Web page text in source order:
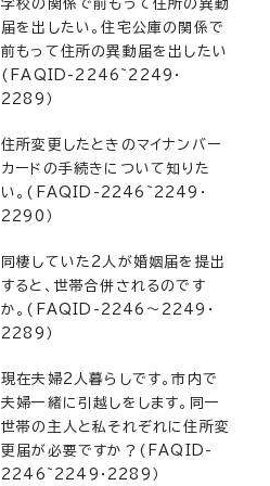
学校の関係で前もって住所の異動
届を出したい。住宅公庫の関係で
前もって住所の異動届を出したい
(FAQID-2246~2249・
2289）
住所変更したときのマイナンバー
カードの手続きについて知りた
い。(FAQID-2246~2249・
2290）
同棲していた2人が婚姻届を提出
すると、世帯合併されるのです
か。(FAQID-2246～2249・
2289）
現在夫婦2人暮らしです。市内で
夫婦一緒に引越しをします。同一
世帯の主人と私それぞれに住所変
更届が必要ですか？(FAQID-
2246~2249・2289）